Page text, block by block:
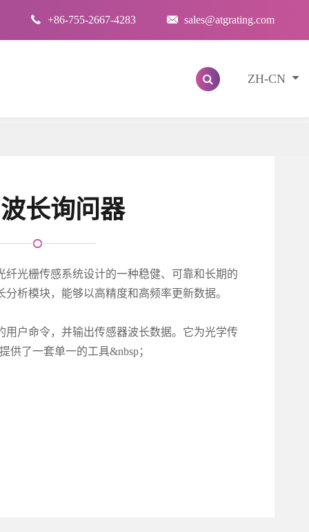
 +86-755-2667-4283  sales@atgrating.com
ZH-CN
长询问器
纤光栅传感系统设计的一种稳健、可靠和长期的
析模块，能够以高精度和高频率更新数据。
用户命令，并输出传感器波长数据。它为光学传
供了一套单一的工具&nbsp；